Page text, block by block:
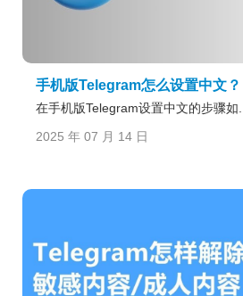
手机版Telegram怎么设置中文？
在手机版Telegram设置中文的步骤如...
2025 年 07 月 14 日